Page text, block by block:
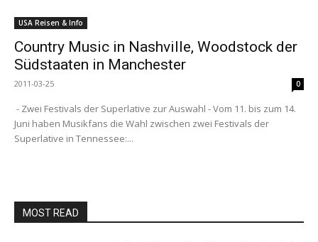
USA Reisen & Info
Country Music in Nashville, Woodstock der
Südstaaten in Manchester
2011-03-25 0
- Zwei Festivals der Superlative zur Auswahl - Vom 11. bis zum 14.
Juni haben Musikfans die Wahl zwischen zwei Festivals der
Superlative in Tennessee:...
MOST READ